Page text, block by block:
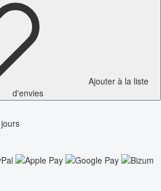
Ajouter à la liste
d'envies